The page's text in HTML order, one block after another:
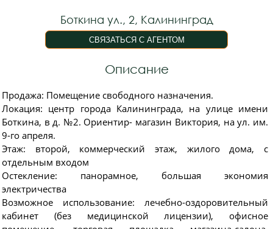
Боткина ул., 2, Калининград
Описание
Продажа: Помещение свободного назначения.
Локация: центр города Калининграда, на улице имени
Боткина, в д. №2. Ориентир- магазин Виктория, на ул. им.
9-го апреля.
Этаж: второй, коммерческий этаж, жилого дома, с
отдельным входом
Остекление: панорамное, большая экономия
электричества
Возможное использование: лечебно-оздоровительный
кабинет (без медицинской лицензии), офисное